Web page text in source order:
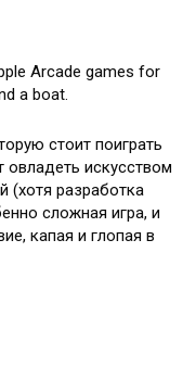
стоит поиграть
овладеть искусством
(хотя разработка
сложная игра, и
капая и глопая в